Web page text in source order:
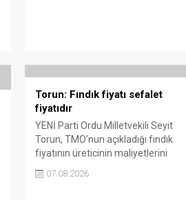
Torun: Fındık fiyatı sefalet
fiyatıdır
YENİ Parti Ordu Milletvekili Seyit
Torun, TMO’nun açıkladığı fındık
fiyatının üreticinin maliyetlerini
fiyatın yeniden belirlenmesini
07.08.2026